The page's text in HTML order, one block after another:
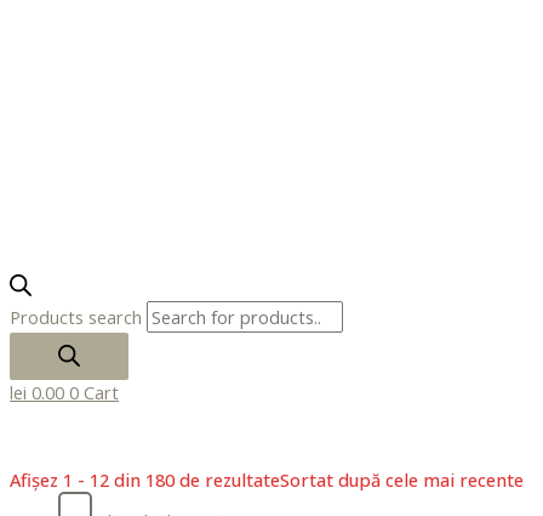
Products search
lei 0.00 0 Cart
sex
Afișez 1 - 12 din 180 de rezultateSortat după cele mai recente